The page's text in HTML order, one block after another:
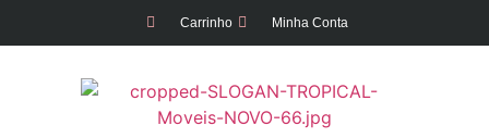
Carrinho Minha Conta